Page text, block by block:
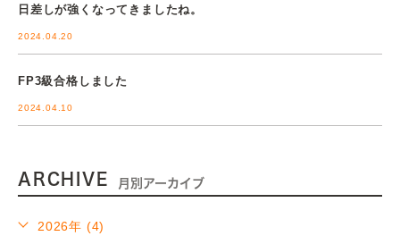
日差しが強くなってきましたね。
2024.04.20
FP3級合格しました
2024.04.10
ARCHIVE 月別アーカイブ
2026年 (4)